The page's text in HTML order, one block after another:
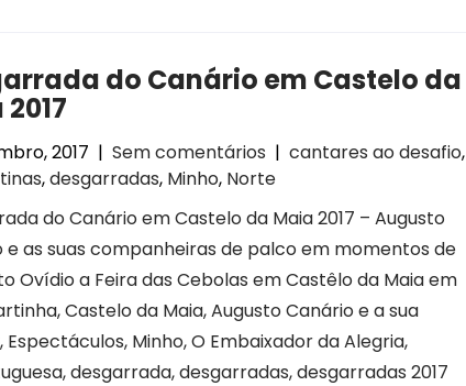
do Canário em Castelo da
2017 | Sem comentários | cantares ao desafio,
,desgarradas, Minho, Norte
do Canário em Castelo da Maia 2017 – Augusto
e as suas companheiras de palco em momentos de
Ovídio a Feira das Cebolas em Castêlo da Maia em
Castelo da Maia, Augusto Canário e a sua
Minho, O Embaixador da Alegria,
desgarrada, desgarradas, desgarradas 2017